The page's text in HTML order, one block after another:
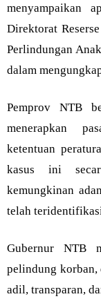
menyampaikan
Direktorat
Perlindungan
dalam
Pemprov NTB
menerapkan
ketentuan
kasus ini
kemungkinan
telah
Gubernur NTB
pelindung korban,
adil, transparan,